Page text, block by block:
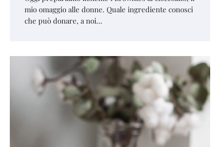
mio omaggio alle donne. Quale ingrediente conosci
che può donare, a noi…